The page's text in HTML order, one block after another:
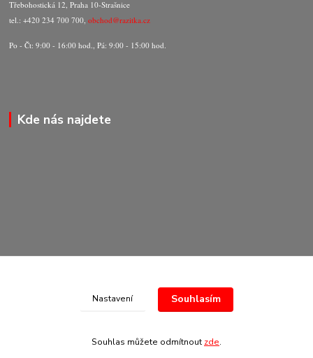
Třebohostická 12, Praha 10-Strašnice
tel.: +420 234 700 700,obchod@razitka.cz
Po - Čt: 9:00 - 16:00 hod., Pá: 9:00 - 15:00 hod.
Kde nás najdete
© Copyright 2020-2026 Marking Center CZ a.s.
Nastavení Souhlasím
Souhlas můžete odmítnout zde.